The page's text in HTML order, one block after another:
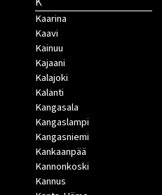
Kaarina
Kaavi
Kainuu
Kajaani
Kalajoki
Kalanti
Kangasala
Kangaslampi
Kangasniemi
Kankaanpää
Kannonkoski
Kannus